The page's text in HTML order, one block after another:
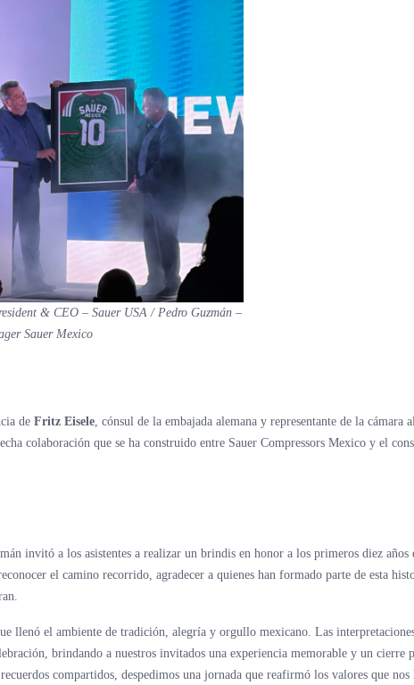
& CEO – Sauer USA / Pedro Guzmán –
Sauer Mexico
de Fritz Eisele, cónsul de la embajada alemana y representante de la cámara
colaboración que se ha construido entre Sauer Compressors Mexico y el
invitó a los asistentes a realizar un brindis en honor a los primeros diez años
el camino recorrido, agradecer a quienes han formado parte de esta
llenó el ambiente de tradición, alegría y orgullo mexicano. Las
brindando a nuestros invitados una experiencia memorable y un cierre
compartidos, despedimos una jornada que reafirmó los valores que nos